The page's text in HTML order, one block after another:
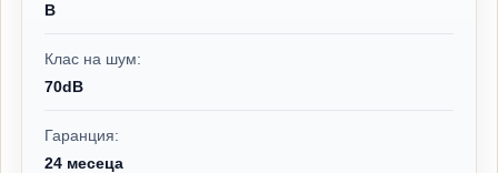
B
Клас на шум:
70dB
Гаранция:
24 месеца